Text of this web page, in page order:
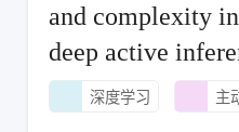
and complexity
deep active
深度学习 主